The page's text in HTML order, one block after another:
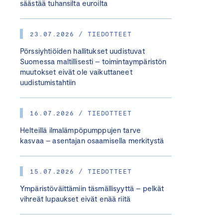
säästää tuhansilta euroilta
23.07.2026 / TIEDOTTEET
Pörssiyhtiöiden hallitukset uudistuvat
Suomessa maltillisesti – toimintaympäristön
muutokset eivät ole vaikuttaneet
uudistumistahtiin
16.07.2026 / TIEDOTTEET
Helteillä ilmalämpöpumppujen tarve
kasvaa – asentajan osaamisella merkitystä
15.07.2026 / TIEDOTTEET
Ympäristöväittämiin täsmällisyyttä – pelkät
vihreät lupaukset eivät enää riitä